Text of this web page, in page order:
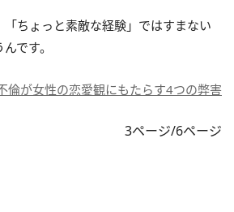
ちょっと素敵な経験」ではすまない
です。
倫が女性の恋愛観にもたらす4つの弊害
3ページ/6ページ